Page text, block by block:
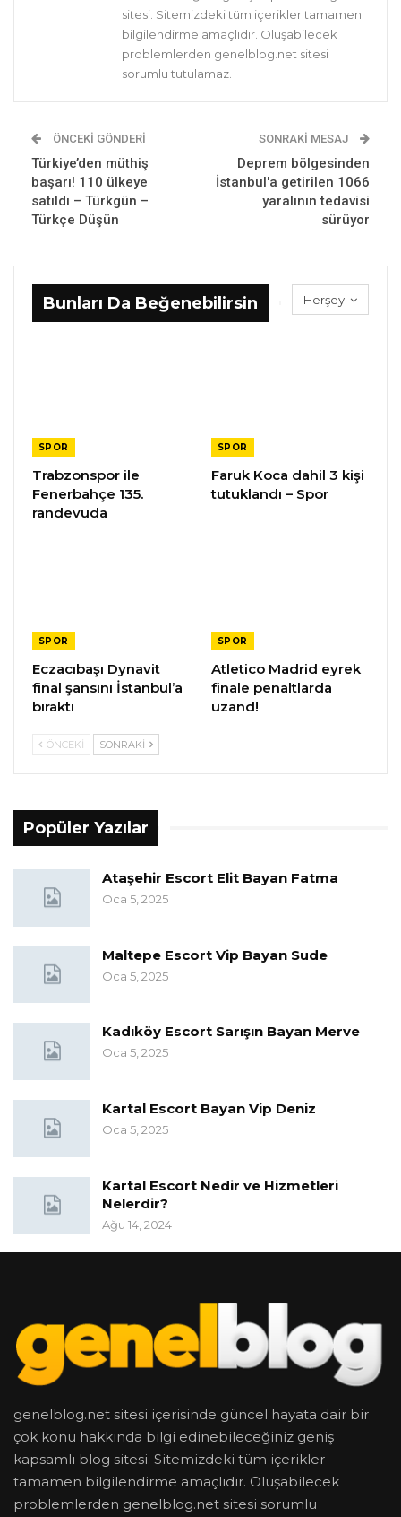
sitesi. Sitemizdeki tüm içerikler tamamen
bilgilendirme amaçlıdır. Oluşabilecek
problemlerden genelblog.net sitesi
sorumlu tutulamaz.
ÖNCEKI GÖNDERI
Türkiye’den müthiş
başarı! 110 ülkeye
satıldı – Türkgün –
Türkçe Düşün
SONRAKI MESAJ
Deprem bölgesinden
İstanbul'a getirilen 1066
yaralının tedavisi
sürüyor
Herşey
Bunları Da Beğenebilirsin
SPOR
Trabzonspor ile
Fenerbahçe 135.
randevuda
SPOR
Faruk Koca dahil 3 kişi
tutuklandı – Spor
SPOR
Eczacıbaşı Dynavit
final şansını İstanbul’a
bıraktı
SPOR
Atletico Madrid eyrek
finale penaltlarda
uzand!
ÖNCEKI SONRAKI
Popüler Yazılar
Ataşehir Escort Elit Bayan Fatma
Oca 5, 2025
Maltepe Escort Vip Bayan Sude
Oca 5, 2025
Kadıköy Escort Sarışın Bayan Merve
Oca 5, 2025
Kartal Escort Bayan Vip Deniz
Oca 5, 2025
Kartal Escort Nedir ve Hizmetleri
Nelerdir?
Ağu 14, 2024
genelblog.net sitesi içerisinde güncel hayata dair bir
çok konu hakkında bilgi edinebileceğiniz geniş
kapsamlı blog sitesi. Sitemizdeki tüm içerikler
tamamen bilgilendirme amaçlıdır. Oluşabilecek
problemlerden genelblog.net sitesi sorumlu